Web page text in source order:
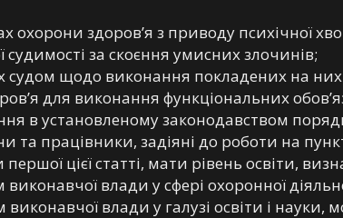
охорони здоров’я з приводу психічної
за скоєння умисних злочинів;
щодо виконання покладених на них
для виконання функціональних
в установленому законодавством
та працівники, задіяні до роботи на
цієї статті, мати рівень освіти,
влади у сфері охоронної
влади у галузі освіти і науки,